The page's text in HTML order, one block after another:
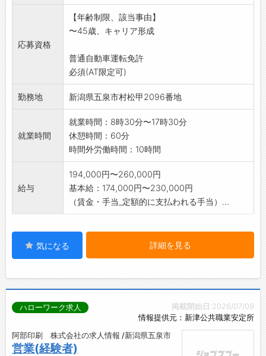
・クリエイティブに挑戦したい!
・新しいことにチャレンジ!
変化に柔軟に対応し、常に前向きに挑戦でき
・慣れるまで先輩社員が丁寧に指導致します
変更範囲:変更なし
応募資格
【年齢制限、該当事由】
〜45歳、キャリア形成
普通自動車運転免許
必須(AT限定可)
勤務地 新潟県五泉市村松甲2096番地
就業時間
就業時間：8時30分〜17時30分
休憩時間：60分
時間外労働時間：10時間
給与
194,000円〜260,000円
基本給：174,000円〜230,000円
（賃金・手当_定額的に支払われる手当）...
気になる 詳細を見る
掲載開始日:2026/07/09
情報提供元：新津公共職業安定所
ハローワーク求人
阿部印刷 株式会社の求人情報 /新潟県五泉市
営業(経験者)